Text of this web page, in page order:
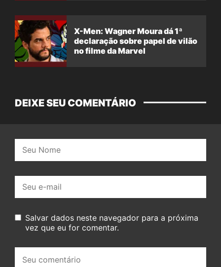
X-Men: Wagner Moura dá 1ª
declaração sobre papel de vilão
no filme da Marvel
DEIXE SEU COMENTÁRIO
mail:
Salvar dados neste navegador para a próxima
vez que eu for comentar.
comentário: